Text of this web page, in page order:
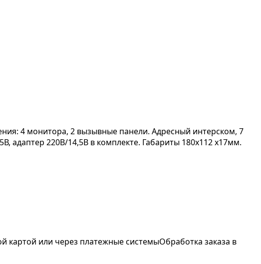
4 монитора, 2 вызывные панели. Адресный интерском, 7
адаптер 220В/14,5В в комплекте. Габариты 180х112 х17мм.
картой или через платежные системыОбработка заказа в